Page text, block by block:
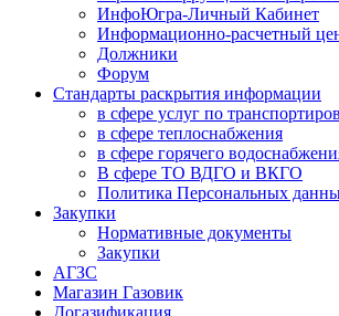
ИнфоЮгра-Личный Кабинет
Информационно-расчетный
Должники
Форум
Стандарты раскрытия информации
в сфере услуг по
в сфере теплоснабжения
в сфере горячего
В сфере ТО ВДГО и ВКГО
Политика Персональных
Закупки
Нормативные документы
Закупки
АГЗС
Магазин Газовик
Догазификация